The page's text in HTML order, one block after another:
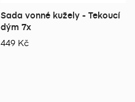
Sada vonné kužely - Tekoucí
dým 7x
449 Kč